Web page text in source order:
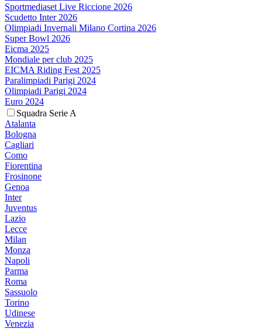
Sportmediaset Live Riccione 2026
Scudetto Inter 2026
Olimpiadi Invernali Milano Cortina 2026
Super Bowl 2026
Eicma 2025
Mondiale per club 2025
EICMA Riding Fest 2025
Paralimpiadi Parigi 2024
Olimpiadi Parigi 2024
Euro 2024
Squadra Serie A
Atalanta
Bologna
Cagliari
Como
Fiorentina
Frosinone
Genoa
Inter
Juventus
Lazio
Lecce
Milan
Monza
Napoli
Parma
Roma
Sassuolo
Torino
Udinese
Venezia